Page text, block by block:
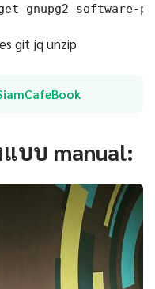
gnupg2 software-
git jq unzip
บบ manual: